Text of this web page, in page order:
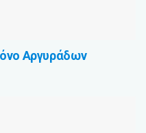
Αργυράδων